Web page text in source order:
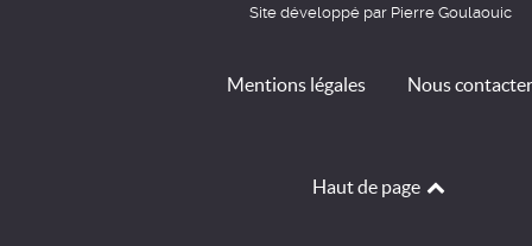
Site développé par Pierre Goulaouic
Mentions légales Nous contacter
Haut de page